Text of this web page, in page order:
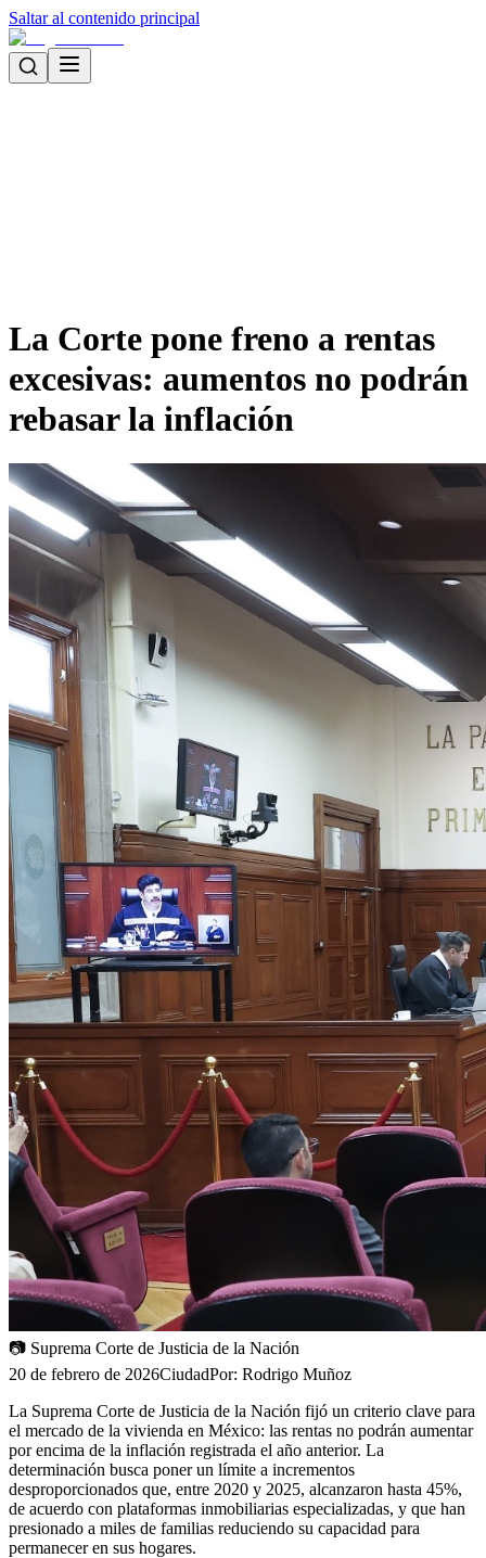
Saltar al contenido principal
La Corte pone freno a rentas
excesivas: aumentos no podrán
rebasar la inflación
📷 Suprema Corte de Justicia de la Nación
20 de febrero de 2026CiudadPor: Rodrigo Muñoz
La Suprema Corte de Justicia de la Nación fijó un criterio clave para
el mercado de la vivienda en México: las rentas no podrán aumentar
por encima de la inflación registrada el año anterior. La
determinación busca poner un límite a incrementos
desproporcionados que, entre 2020 y 2025, alcanzaron hasta 45%,
de acuerdo con plataformas inmobiliarias especializadas, y que han
presionado a miles de familias reduciendo su capacidad para
permanecer en sus hogares.